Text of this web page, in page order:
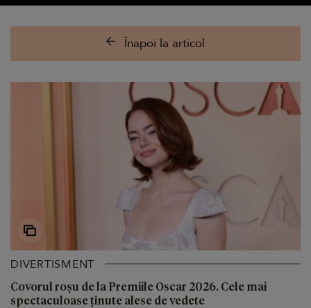
Înapoi la articol
DIVERTISMENT
Covorul roșu de la Premiile Oscar 2026. Cele mai
spectaculoase ținute alese de vedete